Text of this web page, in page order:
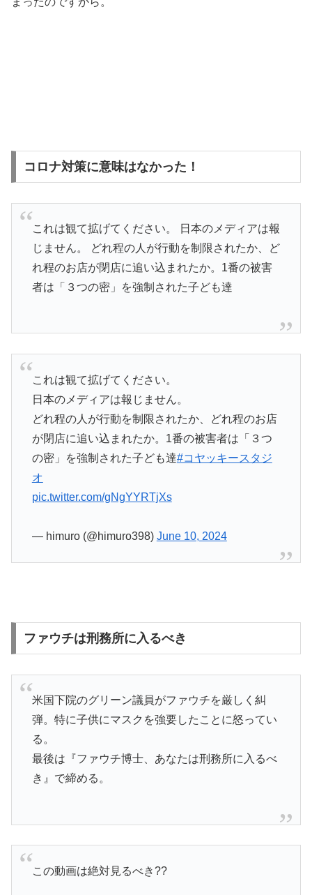
コロナ対策に意味はなかった！
これは観て拡げてください。 日本のメディアは報
じません。 どれ程の人が行動を制限されたか、ど
れ程のお店が閉店に追い込まれたか。1番の被害
者は「３つの密」を強制された子ども達
これは観て拡げてください。
日本のメディアは報じません。
どれ程の人が行動を制限されたか、どれ程のお店
が閉店に追い込まれたか。1番の被害者は「３つ
の密」を強制された子ども達#コヤッキースタジ
オ
pic.twitter.com/gNgYYRTjXs
— himuro (@himuro398) June 10, 2024
ファウチは刑務所に入るべき
米国下院のグリーン議員がファウチを厳しく糾
弾。特に子供にマスクを強要したことに怒ってい
る。
最後は『ファウチ博士、あなたは刑務所に入るべ
き』で締める。
この動画は絶対見るべき??